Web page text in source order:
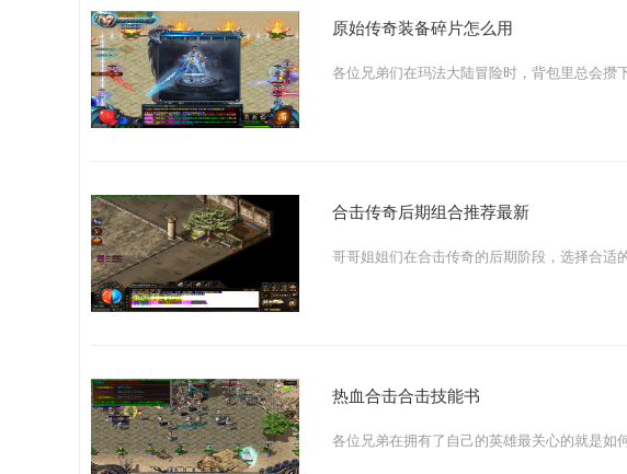
原始传奇装备碎片怎么用
合击传奇后期组合推荐最新
热血合击合击技能书